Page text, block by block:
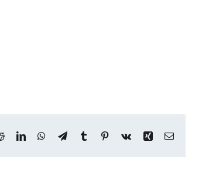
RedditLinkedInWhatsApp
TelegramTumblr Pinterest
Vk Xing Email